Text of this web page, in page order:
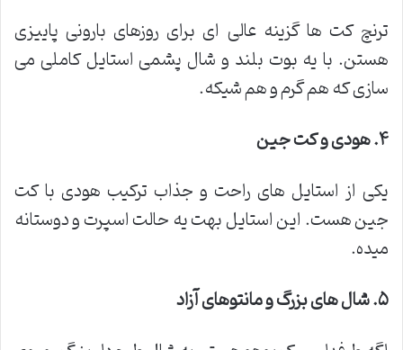
ترنچ کت ها گزینه عالی ای برای روزهای بارونی پاییزی
هستن. با یه بوت بلند و شال پشمی استایل کاملی می
سازی که هم گرم و هم شیکه.
۴.هودی و کت جین
یکی از استایل های راحت و جذاب ترکیب هودی با کت
جین هست. این استایل بهت یه حالت اسپرت و دوستانه
میده.
۵.شال های بزرگ و مانتوهای آزاد